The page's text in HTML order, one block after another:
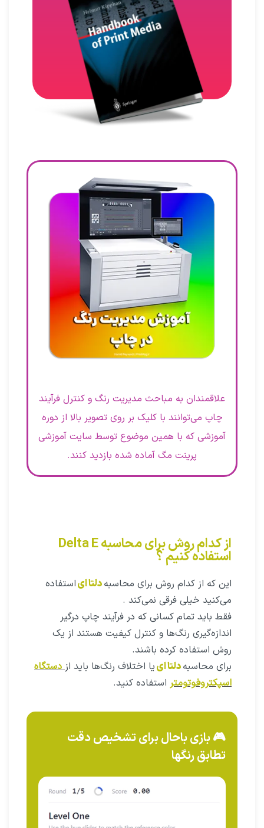
علاقمندان به مباحث مدیریت رنگ و کنترل فرآیند
چاپ می‌توانند با کلیک بر روی تصویر بالا از دوره
آموزشی که با همین موضوع توسط سایت آموزشی
پرینت مگ آماده شده بازدید کنند.
از کدام روش برای محاسبه Delta E
استفاده کنیم ؟
این که از کدام روش برای محاسبهدلتا ایاستفاده
می‌کنید خیلی فرقی نمی‌کند .
فقط باید تمام کسانی که در فرآیند چاپ درگیر
اندازه‌گیری رنگ‌ها و کنترل کیفیت هستند از یک
روش استفاده کرده باشند.
برای محاسبهدلتا اییا اختلاف رنگ‌ها باید ازدستگاه
اسپکتروفوتومتر استفاده کنید.
🎮 بازی باحال برای تشخیص دقت
تطابق رنگها